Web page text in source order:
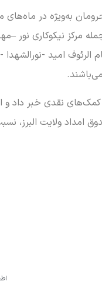
به‌ویژه در ماه‌های
ازجمله مرکز نیکوکاری
امید -نورالشهدا -
وبیش از ۴۰۰ مرکز نیکوکاری